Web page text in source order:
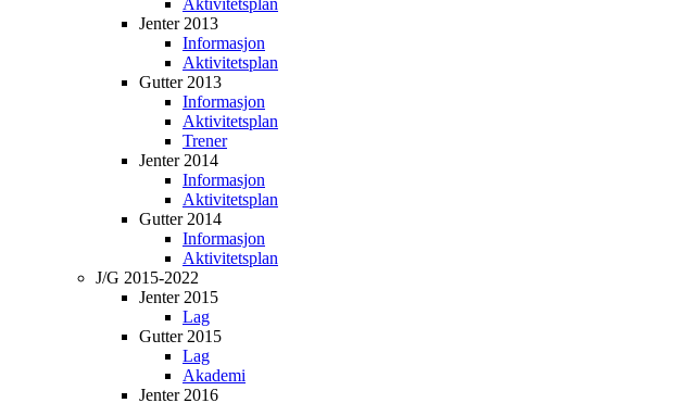
Aktivitetsplan
Jenter 2013
Informasjon
Aktivitetsplan
Gutter 2013
Informasjon
Aktivitetsplan
Trener
Jenter 2014
Informasjon
Aktivitetsplan
Gutter 2014
Informasjon
Aktivitetsplan
J/G 2015-2022
Jenter 2015
Lag
Gutter 2015
Lag
Akademi
Jenter 2016